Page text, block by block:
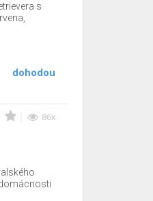
s
dohodou
86x